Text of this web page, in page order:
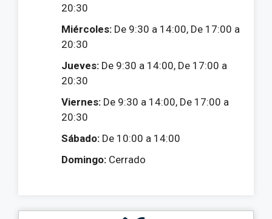
20:30
Miércoles: De 9:30 a 14:00, De 17:00 a
20:30
Jueves: De 9:30 a 14:00, De 17:00 a
20:30
Viernes: De 9:30 a 14:00, De 17:00 a
20:30
Sábado: De 10:00 a 14:00
Domingo: Cerrado